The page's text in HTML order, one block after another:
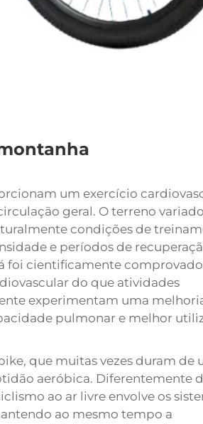
um exercício
geral. O terreno variado
condições de
e períodos de
foi cientificamente comprovado
do que atividades
experimentam uma
pulmonar e melhor
que muitas vezes duram de
aeróbica. Diferentemente
ao ar livre envolve os
ao mesmo tempo a